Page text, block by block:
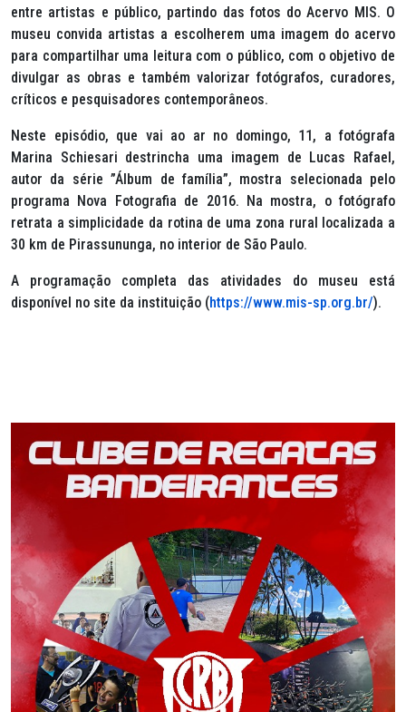
entre artistas e público, partindo das fotos do Acervo MIS. O
museu convida artistas a escolherem uma imagem do acervo
para compartilhar uma leitura com o público, com o objetivo de
divulgar as obras e também valorizar fotógrafos, curadores,
críticos e pesquisadores contemporâneos.
Neste episódio, que vai ao ar no domingo, 11, a fotógrafa
Marina Schiesari destrincha uma imagem de Lucas Rafael,
autor da série ”Álbum de família”, mostra selecionada pelo
programa Nova Fotografia de 2016. Na mostra, o fotógrafo
retrata a simplicidade da rotina de uma zona rural localizada a
30 km de Pirassununga, no interior de São Paulo.
A programação completa das atividades do museu está
disponível no site da instituição (https://www.mis-sp.org.br/).